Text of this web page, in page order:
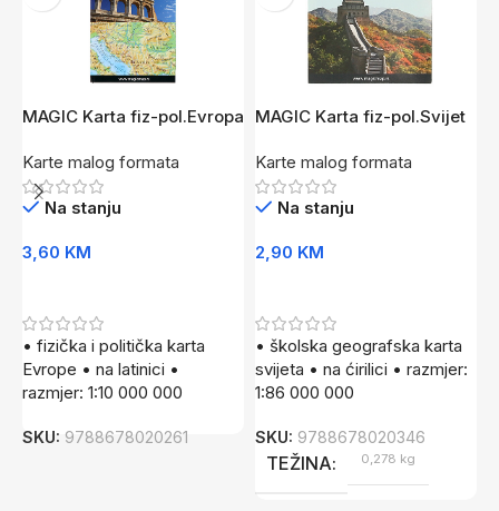
MAGIC Karta fiz-pol.Evropa
Karte malog formata
Na stanju
3,60 KM
• fizička i politička karta
Evrope • na latinici •
razmjer: 1:10 000 000
SKU: 9788678020261
MAGIC Karta fiz-pol.Svijet
Karte malog formata
Na stanju
2,90 KM
• školska geografska karta
svijeta • na ćirilici • razmjer:
1:86 000 000
SKU: 9788678020346
TEŽINA 0,278 kg